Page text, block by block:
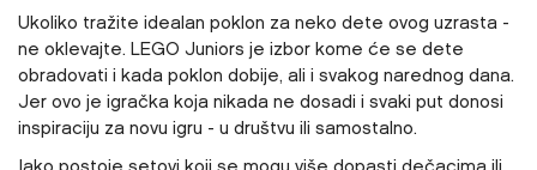
Ukoliko tražite idealan poklon za neko dete ovog uzrasta -
ne oklevajte. LEGO Juniors je izbor kome će se dete
obradovati i kada poklon dobije, ali i svakog narednog dana.
Jer ovo je igračka koja nikada ne dosadi i svaki put donosi
inspiraciju za novu igru - u društvu ili samostalno.
Iako postoje setovi koji se mogu više dopasti dečacima ili